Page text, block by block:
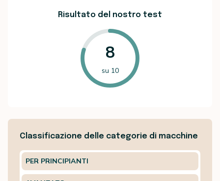
Risultato del nostro test
8
su 10
Classificazione delle categorie di macchine
PER PRINCIPIANTI